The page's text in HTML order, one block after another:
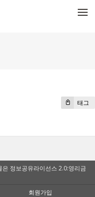
태그
정보공유라이선스 2.0:영리금
회원가입